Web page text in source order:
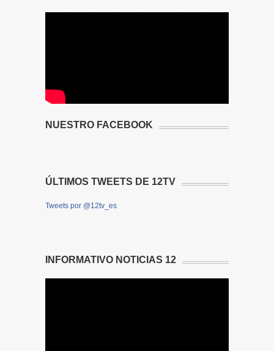
NUESTRO FACEBOOK
ÚLTIMOS TWEETS DE 12TV
Tweets por @12tv_es
INFORMATIVO NOTICIAS 12